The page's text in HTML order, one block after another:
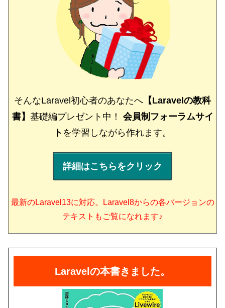
そんなLaravel初心者のあなたへ 【Laravelの教科
書】 基礎編プレゼント中！ 会員制フォーラムサイ
ト を学習しながら作れます。
詳細はこちらをクリック
最新のLaravel13に対応。Laravel8からの各バージョンの
テキストもご覧になれます♪
Laravelの本書きました。